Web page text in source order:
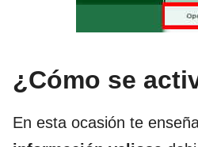
¿Cómo se
En esta ocasión te